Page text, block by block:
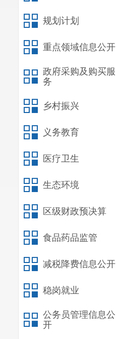
规划计划
重点领域信息公开
政府采购及购买服
务
乡村振兴
义务教育
医疗卫生
生态环境
区级财政预决算
食品药品监管
减税降费信息公开
稳岗就业
公务员管理信息公
开